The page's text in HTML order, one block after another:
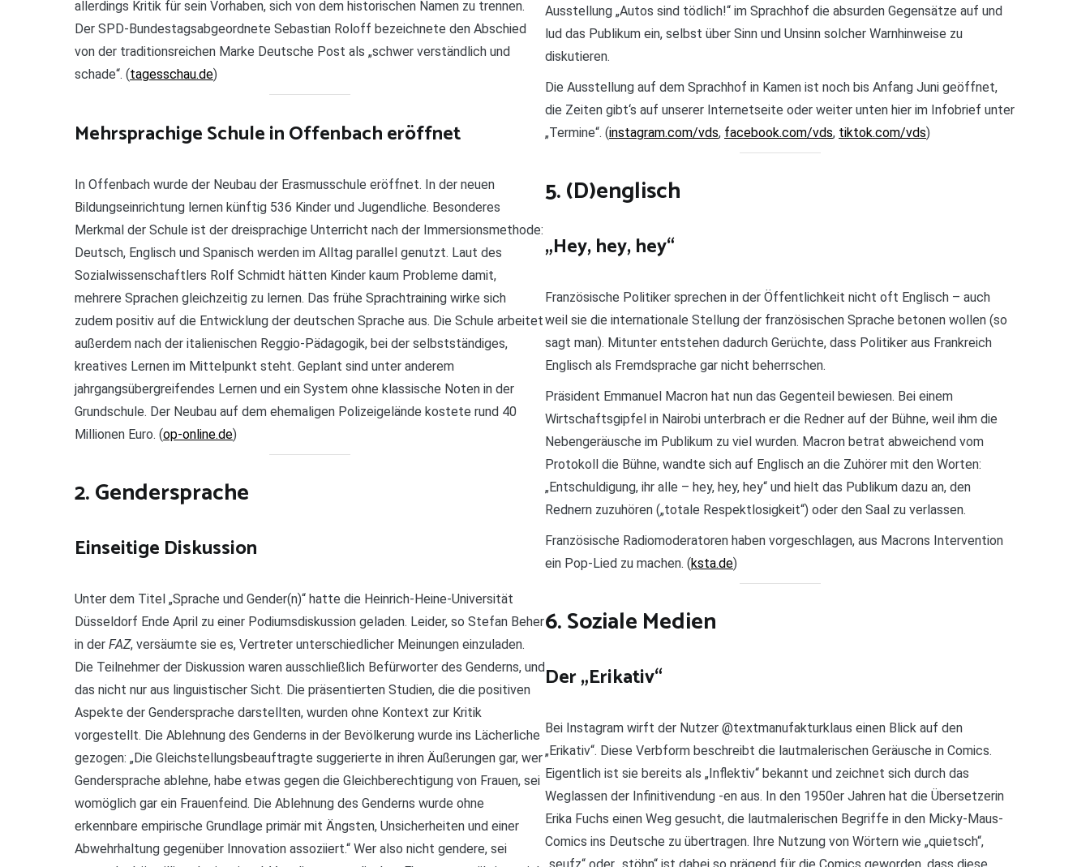
allerdings Kritik für sein Vorhaben, sich von dem historischen Namen zu trennen.
Der SPD-Bundestagsabgeordnete Sebastian Roloff bezeichnete den Abschied
von der traditionsreichen Marke Deutsche Post als „schwer verständlich und
schade“. (tagesschau.de)
Mehrsprachige Schule in Offenbach eröffnet
In Offenbach wurde der Neubau der Erasmusschule eröffnet. In der neuen
Bildungseinrichtung lernen künftig 536 Kinder und Jugendliche. Besonderes
Merkmal der Schule ist der dreisprachige Unterricht nach der Immersionsmethode:
Deutsch, Englisch und Spanisch werden im Alltag parallel genutzt. Laut des
Sozialwissenschaftlers Rolf Schmidt hätten Kinder kaum Probleme damit,
mehrere Sprachen gleichzeitig zu lernen. Das frühe Sprachtraining wirke sich
zudem positiv auf die Entwicklung der deutschen Sprache aus. Die Schule arbeitet
außerdem nach der italienischen Reggio-Pädagogik, bei der selbstständiges,
kreatives Lernen im Mittelpunkt steht. Geplant sind unter anderem
jahrgangsübergreifendes Lernen und ein System ohne klassische Noten in der
Grundschule. Der Neubau auf dem ehemaligen Polizeigelände kostete rund 40
Millionen Euro. (op-online.de)
2. Gendersprache
Einseitige Diskussion
Unter dem Titel „Sprache und Gender(n)“ hatte die Heinrich-Heine-Universität
Düsseldorf Ende April zu einer Podiumsdiskussion geladen. Leider, so Stefan Beher
in der FAZ, versäumte sie es, Vertreter unterschiedlicher Meinungen einzuladen.
Die Teilnehmer der Diskussion waren ausschließlich Befürworter des Genderns, und
das nicht nur aus linguistischer Sicht. Die präsentierten Studien, die die positiven
Aspekte der Gendersprache darstellten, wurden ohne Kontext zur Kritik
vorgestellt. Die Ablehnung des Genderns in der Bevölkerung wurde ins Lächerliche
gezogen: „Die Gleichstellungsbeauftragte suggerierte in ihren Äußerungen gar, wer
Gendersprache ablehne, habe etwas gegen die Gleichberechtigung von Frauen, sei
womöglich gar ein Frauenfeind. Die Ablehnung des Genderns wurde ohne
erkennbare empirische Grundlage primär mit Ängsten, Unsicherheiten und einer
Abwehrhaltung gegenüber Innovation assoziiert.“ Wer also nicht gendere, sei
Ausstellung „Autos sind tödlich!“ im Sprachhof die absurden Gegensätze auf und
lud das Publikum ein, selbst über Sinn und Unsinn solcher Warnhinweise zu
diskutieren.
Die Ausstellung auf dem Sprachhof in Kamen ist noch bis Anfang Juni geöffnet,
die Zeiten gibt‘s auf unserer Internetseite oder weiter unten hier im Infobrief unter
„Termine“. (instagram.com/vds, facebook.com/vds, tiktok.com/vds)
5. (D)englisch
„Hey, hey, hey“
Französische Politiker sprechen in der Öffentlichkeit nicht oft Englisch – auch
weil sie die internationale Stellung der französischen Sprache betonen wollen (so
sagt man). Mitunter entstehen dadurch Gerüchte, dass Politiker aus Frankreich
Englisch als Fremdsprache gar nicht beherrschen.
Präsident Emmanuel Macron hat nun das Gegenteil bewiesen. Bei einem
Wirtschaftsgipfel in Nairobi unterbrach er die Redner auf der Bühne, weil ihm die
Nebengeräusche im Publikum zu viel wurden. Macron betrat abweichend vom
Protokoll die Bühne, wandte sich auf Englisch an die Zuhörer mit den Worten:
„Entschuldigung, ihr alle – hey, hey, hey“ und hielt das Publikum dazu an, den
Rednern zuzuhören („totale Respektlosigkeit“) oder den Saal zu verlassen.
Französische Radiomoderatoren haben vorgeschlagen, aus Macrons Intervention
ein Pop-Lied zu machen. (ksta.de)
6. Soziale Medien
Der „Erikativ“
Bei Instagram wirft der Nutzer @textmanufakturklaus einen Blick auf den
„Erikativ“. Diese Verbform beschreibt die lautmalerischen Geräusche in Comics.
Eigentlich ist sie bereits als „Inflektiv“ bekannt und zeichnet sich durch das
Weglassen der Infinitivendung -en aus. In den 1950er Jahren hat die Übersetzerin
Erika Fuchs einen Weg gesucht, die lautmalerischen Begriffe in den Micky-Maus-
Comics ins Deutsche zu übertragen. Ihre Nutzung von Wörtern wie „quietsch“,